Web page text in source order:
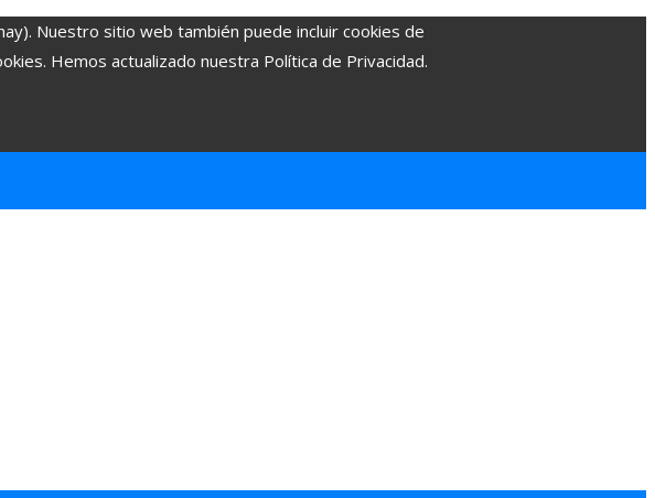
Nuestro sitio web también puede incluir cookies de
Hemos actualizado nuestra Política de Privacidad.